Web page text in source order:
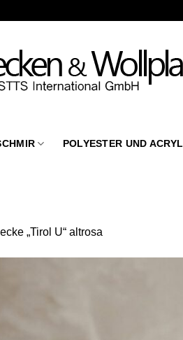
POLYESTER UND ACRYL
„Tirol U“ altrosa